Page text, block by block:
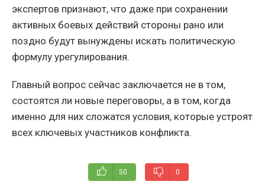
экспертов признают, что даже при сохранении
активных боевых действий стороны рано или
поздно будут вынуждены искать политическую
формулу урегулирования.
Главный вопрос сейчас заключается не в том,
состоятся ли новые переговоры, а в том, когда
именно для них сложатся условия, которые устроят
всех ключевых участников конфликта.
50 0